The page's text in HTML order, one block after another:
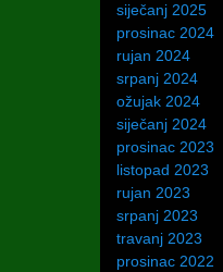
siječanj 2025
prosinac 2024
rujan 2024
srpanj 2024
ožujak 2024
siječanj 2024
prosinac 2023
listopad 2023
rujan 2023
srpanj 2023
travanj 2023
prosinac 2022